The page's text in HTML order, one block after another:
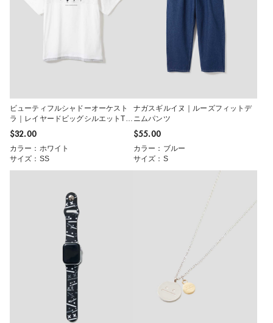
ビューティフルシャドーオーケスト
ラ｜レイヤードビッグシルエットTシ
ャツ
$‌32.00
カラー：ホワイト
サイズ：SS
ナガスギルイヌ｜ルーズフィットデ
ニムパンツ
$‌55.00
カラー：ブルー
サイズ：S